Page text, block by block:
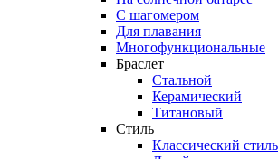
С шагомером
Для плавания
Многофункциональные
Браслет
Стальной
Керамический
Титановый
Стиль
Классический стиль